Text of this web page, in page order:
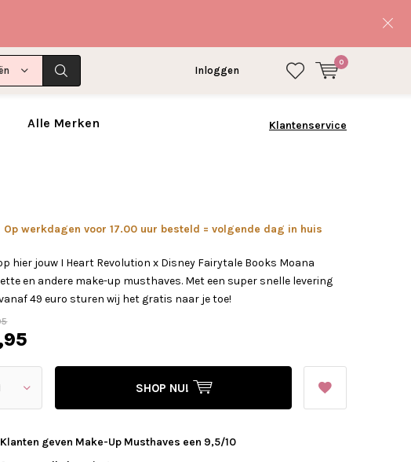
Inloggen
0
Alle Merken Klantenservice
Op werkdagen voor 17.00 uur besteld = volgende dag in huis
hier jouw I Heart Revolution x Disney Fairytale Books Moana
en andere make-up musthaves. Met een super snelle levering
49 euro sturen wij het gratis naar je toe!
SHOP NU!
Klanten geven Make-Up Musthaves een 9,5/10